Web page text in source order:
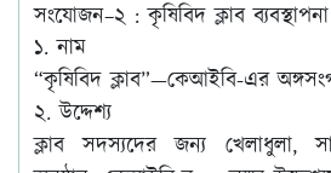
সংযোজন–২ : কৃষিবিদ ক্লাব ব্যবস্থাপনা
১. নাম
“কৃষিবিদ ক্লাব”—কেআইবি-এর
২. উদ্দেশ্য
ক্লাব সদস্যদের জন্য খেলাধুলা,